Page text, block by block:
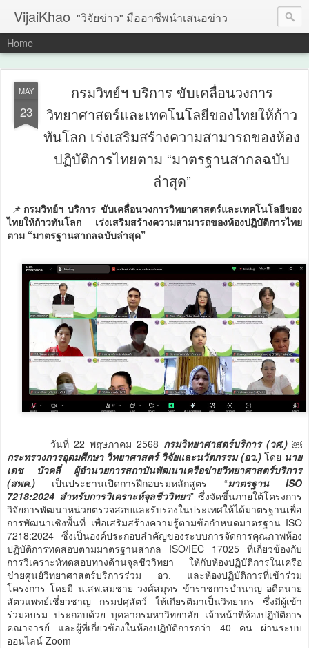
VijaiKhao "วิจัยข่าว" มืออาชีพนำเสนอข่าว
Home
MAY
23
กรมวิทย์ฯ บริการ ขับเคลื่อนวงการ
วิทยาศาสตร์และเทคโนโลยีของไทยให้ก้าว
ทันโลก เร่งเสริมสร้างความสามารถของห้อง
ปฏิบัติการไทยตาม “มาตรฐานสากลฉบับ
ล่าสุด”
📌 กรมวิทย์ฯ บริการ ขับเคลื่อนวงการวิทยาศาสตร์และเทคโนโลยีของ
ไทยให้ก้าวทันโลก เร่งเสริมสร้างความสามารถของห้องปฏิบัติการไทย
ตาม “มาตรฐานสากลฉบับล่าสุด”
วันที่ 22 พฤษภาคม 2568 กรมวิทยาศาสตร์บริการ (วศ.) ￼
กระทรวงการอุดมศึกษา วิทยาศาสตร์ วิจัยและนวัตกรรม (อว.)โดย นาย
เดช บัวคลี่ ผู้อำนวยการสถาบันพัฒนาเครือข่ายวิทยาศาสตร์บริการ
(สพค.) เป็นประธานเปิดการฝึกอบรมหลักสูตร “มาตรฐาน ISO
7218:2024 สำหรับการวิเคราะห์จุลชีววิทยา” ซึ่งจัดขึ้นภายใต้โครงการ
วิจัยการพัฒนาหน่วยตรวจสอบและรับรองในประเทศให้ได้มาตรฐานเพื่อ
การพัฒนาเชิงพื้นที่ เพื่อเสริมสร้างความรู้ตามข้อกำหนดมาตรฐาน ISO
7218:2024 ซึ่งเป็นองค์ประกอบสำคัญของระบบการจัดการคุณภาพห้อง
ปฏิบัติการทดสอบตามมาตรฐานสากล ISO/IEC 17025 ที่เกี่ยวข้องกับ
การวิเคราะห์ทดสอบทางด้านจุลชีววิทยา ให้กับห้องปฏิบัติการในเครือ
ข่ายศูนย์วิทยาศาสตร์บริการร่วม อว. และห้องปฏิบัติการที่เข้าร่วม
โครงการ โดยมี น.สพ.สมชาย วงศ์สมุทร ข้าราชการบำนาญ อดีตนาย
สัตวแพทย์เชี่ยวชาญ กรมปศุสัตว์ ให้เกียรติมาเป็นวิทยากร ซึ่งมีผู้เข้า
ร่วมอบรม ประกอบด้วย บุคลากรมหาวิทยาลัย เจ้าหน้าที่ห้องปฏิบัติการ
คณาจารย์ และผู้ที่เกี่ยวข้องในห้องปฏิบัติการกว่า 40 คน ผ่านระบบ
ออนไลน์ Zoom